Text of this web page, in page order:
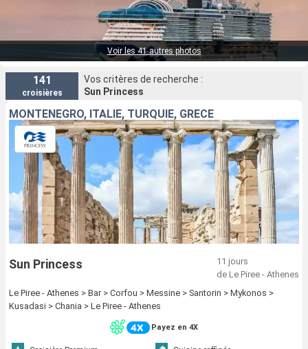
Compagnies
Rechercher
Voir les 41 autres photos
141
croisières
Vos critères de recherche :
Sun Princess
MONTÉNÉGRO, ITALIE, TURQUIE, GRÈCE
Sun Princess
11 jours
de Le Piree - Athenes
Le Piree - Athenes > Bar > Corfou > Messine > Santorin > Mykonos >
Kusadasi > Chania > Le Piree - Athenes
Payez en 4X